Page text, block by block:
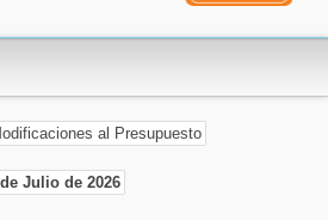
al Presupuesto
Julio de 2026